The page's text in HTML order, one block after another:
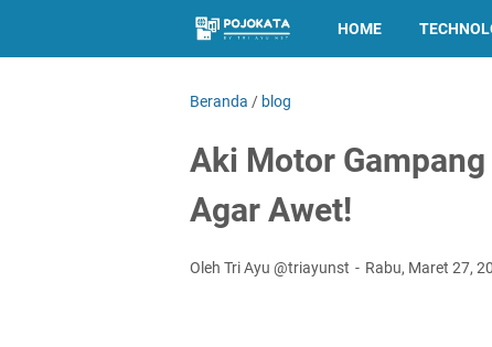
HOME
Beranda / blog
Aki Motor
Agar Awet!
Oleh Tri Ayu @triayunst Rabu, Maret 27,